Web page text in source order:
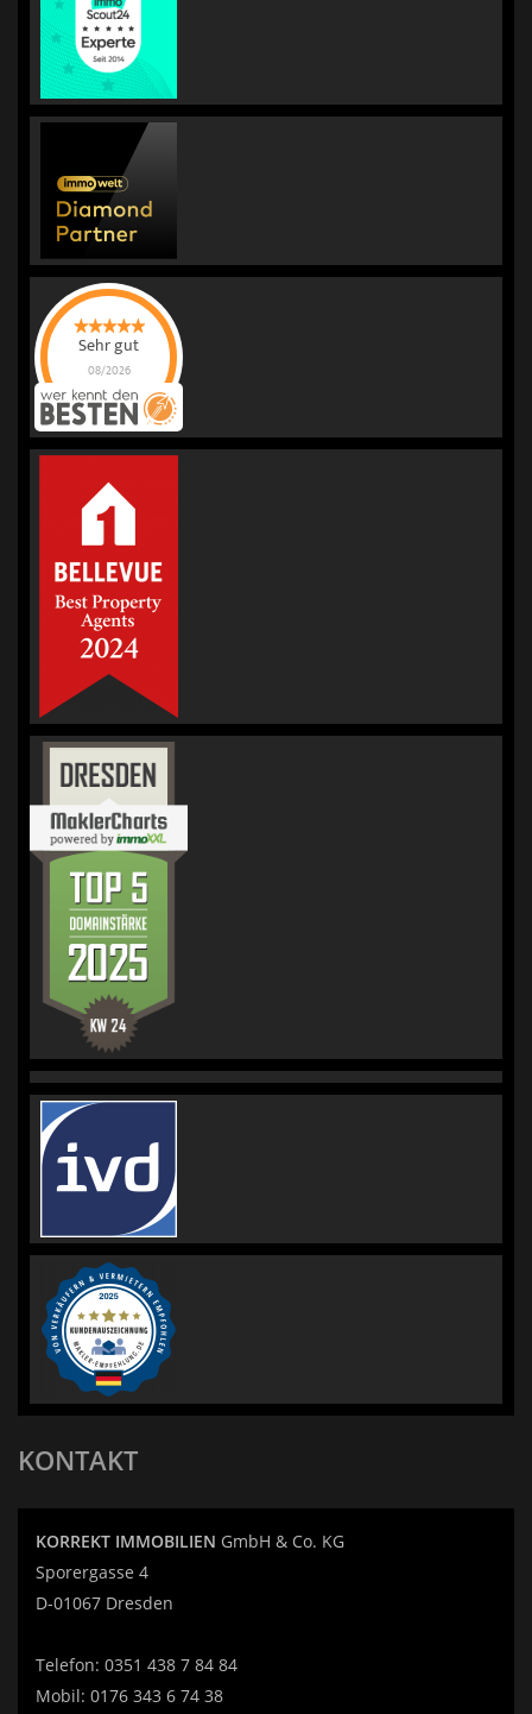
Sehr gut
08/2026
KORREKT
IMMOBILIEN |
für Bewertung &
5Sternen |
236
KORREKT
IMMOBILIEN |
für Bewertung &
auf
werkenntdenBESTEN.de
KONTAKT
KORREKT IMMOBILIEN GmbH & Co. KG
Sporergasse 4
D-01067 Dresden
Telefon: 0351 438 7 84 84
Mobil: 0176 343 6 74 38